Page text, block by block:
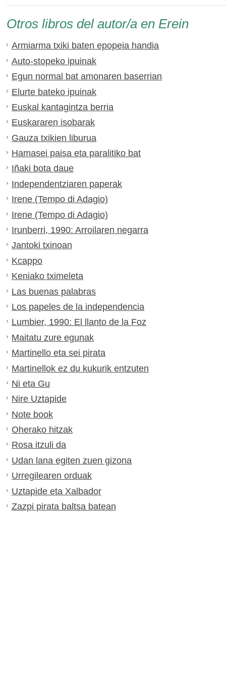
Otros libros del autor/a en Erein
Armiarma txiki baten epopeia handia
Auto-stopeko ipuinak
Egun normal bat amonaren baserrian
Elurte bateko ipuinak
Euskal kantagintza berria
Euskararen isobarak
Gauza txikien liburua
Hamasei paisa eta paralitiko bat
Iñaki bota daue
Independentziaren paperak
Irene (Tempo di Adagio)
Irene (Tempo di Adagio)
Irunberri, 1990: Arroilaren negarra
Jantoki txinoan
Kcappo
Keniako tximeleta
Las buenas palabras
Los papeles de la independencia
Lumbier, 1990: El llanto de la Foz
Maitatu zure egunak
Martinello eta sei pirata
Martinellok ez du kukurik entzuten
Ni eta Gu
Nire Uztapide
Note book
Oherako hitzak
Rosa itzuli da
Udan lana egiten zuen gizona
Urregilearen orduak
Uztapide eta Xalbador
Zazpi pirata baltsa batean